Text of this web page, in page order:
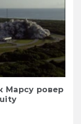
Марсу ровер